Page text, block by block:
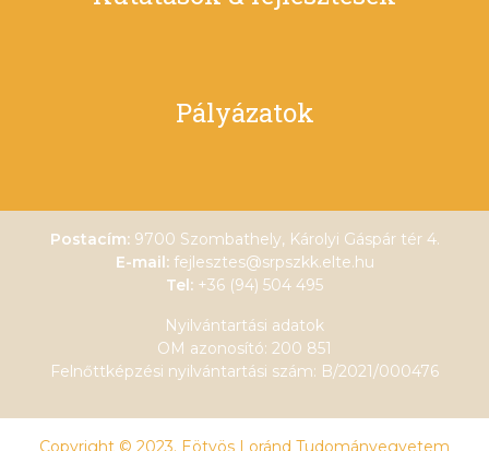
Pályázatok
Postacím: 9700 Szombathely, Károlyi Gáspár tér 4.
E-mail: fejlesztes@srpszkk.elte.hu
Tel: +36 (94) 504 495
Nyilvántartási adatok
OM azonosító: 200 851
Felnőttképzési nyilvántartási szám: B/2021/000476